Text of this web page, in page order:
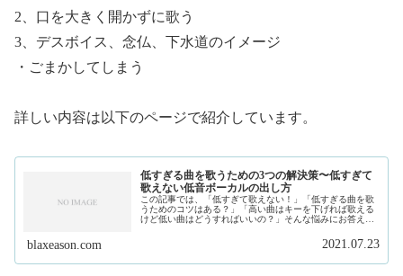
2、口を大きく開かずに歌う
3、デスボイス、念仏、下水道のイメージ
・ごまかしてしまう
詳しい内容は以下のページで紹介しています。
低すぎる曲を歌うための3つの解決策〜低すぎて
歌えない低音ボーカルの出し方
この記事では、「低すぎて歌えない！」「低すぎる曲を歌
うためのコツはある？」「高い曲はキーを下げれば歌える
けど低い曲はどうすればいいの？」そんな悩みにお答えし
blaxeason.com 2021.07.23